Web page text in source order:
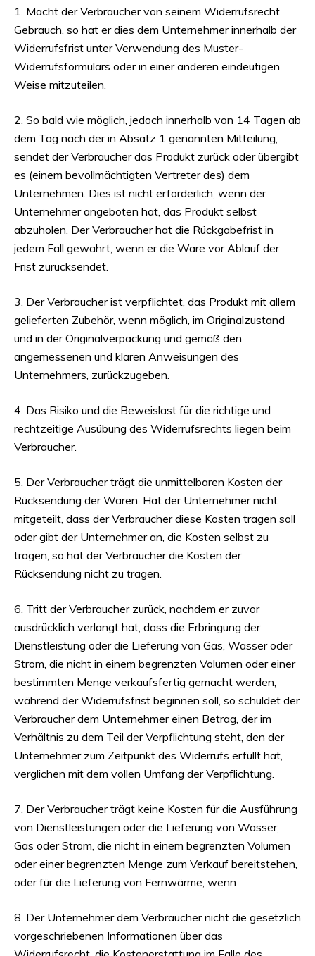
1. Macht der Verbraucher von seinem Widerrufsrecht
Gebrauch, so hat er dies dem Unternehmer innerhalb der
Widerrufsfrist unter Verwendung des Muster-
Widerrufsformulars oder in einer anderen eindeutigen
Weise mitzuteilen.
2. So bald wie möglich, jedoch innerhalb von 14 Tagen ab
dem Tag nach der in Absatz 1 genannten Mitteilung,
sendet der Verbraucher das Produkt zurück oder übergibt
es (einem bevollmächtigten Vertreter des) dem
Unternehmen. Dies ist nicht erforderlich, wenn der
Unternehmer angeboten hat, das Produkt selbst
abzuholen. Der Verbraucher hat die Rückgabefrist in
jedem Fall gewahrt, wenn er die Ware vor Ablauf der
Frist zurücksendet.
3. Der Verbraucher ist verpflichtet, das Produkt mit allem
gelieferten Zubehör, wenn möglich, im Originalzustand
und in der Originalverpackung und gemäß den
angemessenen und klaren Anweisungen des
Unternehmers, zurückzugeben.
4. Das Risiko und die Beweislast für die richtige und
rechtzeitige Ausübung des Widerrufsrechts liegen beim
Verbraucher.
5. Der Verbraucher trägt die unmittelbaren Kosten der
Rücksendung der Waren. Hat der Unternehmer nicht
mitgeteilt, dass der Verbraucher diese Kosten tragen soll
oder gibt der Unternehmer an, die Kosten selbst zu
tragen, so hat der Verbraucher die Kosten der
Rücksendung nicht zu tragen.
6. Tritt der Verbraucher zurück, nachdem er zuvor
ausdrücklich verlangt hat, dass die Erbringung der
Dienstleistung oder die Lieferung von Gas, Wasser oder
Strom, die nicht in einem begrenzten Volumen oder einer
bestimmten Menge verkaufsfertig gemacht werden,
während der Widerrufsfrist beginnen soll, so schuldet der
Verbraucher dem Unternehmer einen Betrag, der im
Verhältnis zu dem Teil der Verpflichtung steht, den der
Unternehmer zum Zeitpunkt des Widerrufs erfüllt hat,
verglichen mit dem vollen Umfang der Verpflichtung.
7. Der Verbraucher trägt keine Kosten für die Ausführung
von Dienstleistungen oder die Lieferung von Wasser,
Gas oder Strom, die nicht in einem begrenzten Volumen
oder einer begrenzten Menge zum Verkauf bereitstehen,
oder für die Lieferung von Fernwärme, wenn
8. Der Unternehmer dem Verbraucher nicht die gesetzlich
vorgeschriebenen Informationen über das